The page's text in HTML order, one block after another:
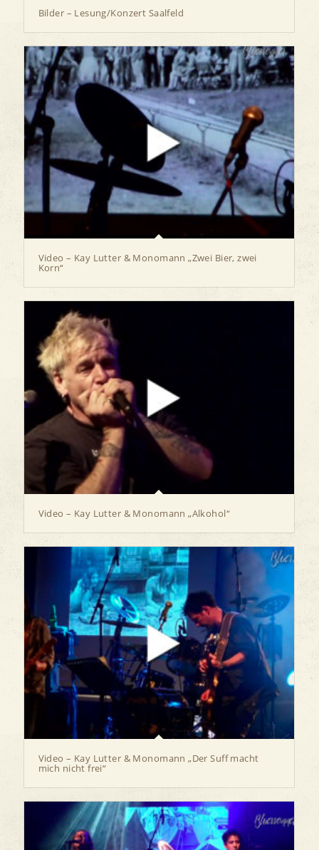
Bilder – Lesung/Konzert Saalfeld
Video – Kay Lutter & Monomann „Zwei Bier, zwei
Korn“
Video – Kay Lutter & Monomann „Alkohol“
Video – Kay Lutter & Monomann „Der Suff macht
mich nicht frei“